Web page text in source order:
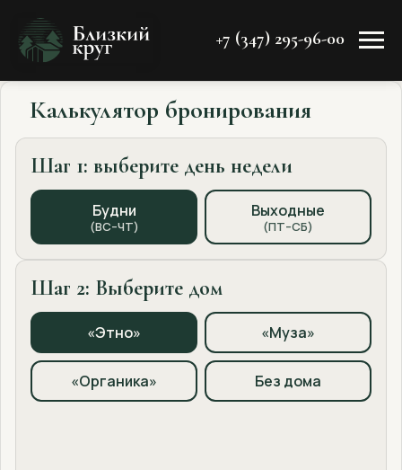
+7 (347) 295-96-00
Калькулятор бронирования
Шаг 1: выберите день недели
Будни
(ВС–ЧТ)
Выходные
(ПТ–СБ)
Шаг 2: Выберите дом
«Этно» «Муза»
«Органика» Без дома